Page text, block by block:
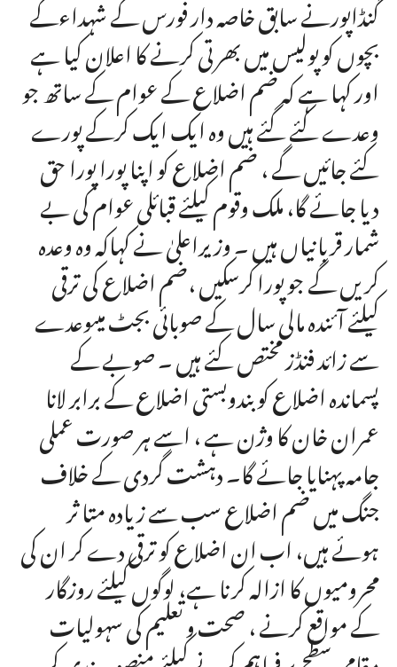
گنڈاپورنے سابق خاصہ دار فورس کے شہداءکے
بچوں کو پولیس میں بھرتی کرنے کا اعلان کیا ہے
اور کہا ہے کہ ضم اضلاع کے عوام کے ساتھ جو
وعدے کئے گئے ہیں وہ ایک ایک کرکے پورے
کئے جائیں گے ، ضم اضلاع کو اپنا پورا پورا حق
دیا جائے گا، ملک وقوم کیلئے قبائلی عوام کی بے
شمار قربانیاں ہیں ۔ وزیراعلیٰ نے کہاکہ وہ وعدہ
کریں گے جو پورا کرسکیں ،ضم اضلاع کی ترقی
کیلئے آئندہ مالی سال کے صوبائی بجٹ میںوعدے
سے زائد فنڈز مختص کئے ہیں ۔ صوبے کے
پسماندہ اضلاع کو بندوبستی اضلاع کے برابر لانا
عمران خان کا وژن ہے ، اسے ہر صورت عملی
جامہ پہنایا جائے گا۔ دہشت گردی کے خلاف
جنگ میں ضم اضلاع سب سے زیادہ متا ثر
ہوئے ہیں، اب ان اضلاع کو ترقی دے کر ان کی
محرومیوں کا ازالہ کرنا ہے، لوگوں کیلئے روزگار
کے مواقع کرنے ، صحت و تعلیم کی سہولیات